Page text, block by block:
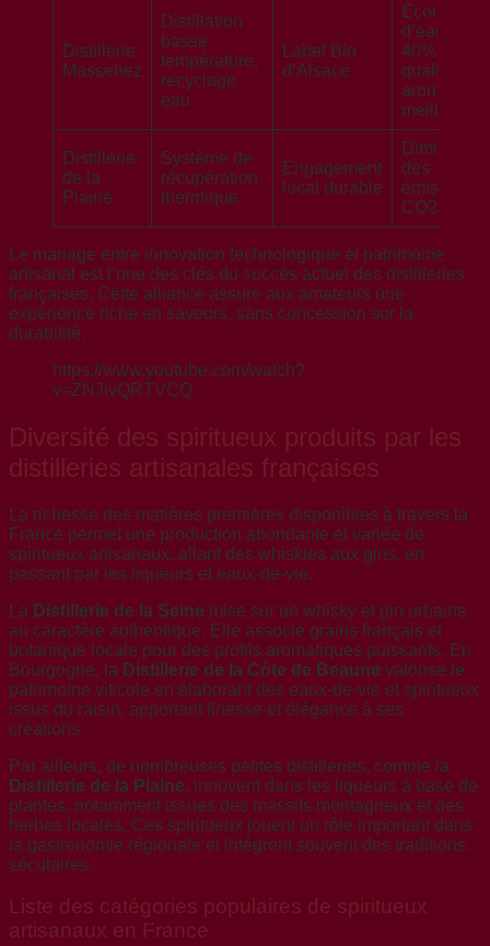
Distillerie
Massenez
Distillation
basse
température,
recyclage
eau
Label Bio
d’Alsace
Économies
d’eau de
40%,
qualité
aromatique
meilleure
Distillerie
de la
Plaine
Système de
récupération
thermique
Engagement
local durable
Diminution
des
émissions
CO2
Le mariage entre innovation technologique et patrimoine
artisanal est l’une des clés du succès actuel des distilleries
françaises. Cette alliance assure aux amateurs une
expérience riche en saveurs, sans concession sur la
durabilité.
https://www.youtube.com/watch?
v=ZNJivQRTVCQ
Diversité des spiritueux produits par les
distilleries artisanales françaises
La richesse des matières premières disponibles à travers la
France permet une production abondante et variée de
spiritueux artisanaux, allant des whiskies aux gins, en
passant par les liqueurs et eaux-de-vie.
La Distillerie de la Seine mise sur un whisky et gin urbains
au caractère authentique. Elle associe grains français et
botanique locale pour des profils aromatiques puissants. En
Bourgogne, la Distillerie de la Côte de Beaune valorise le
patrimoine viticole en élaborant des eaux-de-vie et spiritueux
issus du raisin, apportant finesse et élégance à ses
créations.
Par ailleurs, de nombreuses petites distilleries, comme la
Distillerie de la Plaine, innovent dans les liqueurs à base de
plantes, notamment issues des massifs montagneux et des
herbes locales. Ces spiritueux jouent un rôle important dans
la gastronomie régionale et intégrent souvent des traditions
séculaires.
Liste des catégories populaires de spiritueux
artisanaux en France